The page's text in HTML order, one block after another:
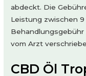
abdeckt. Die
Leistung zwischen
vom Arzt
CBD Öl